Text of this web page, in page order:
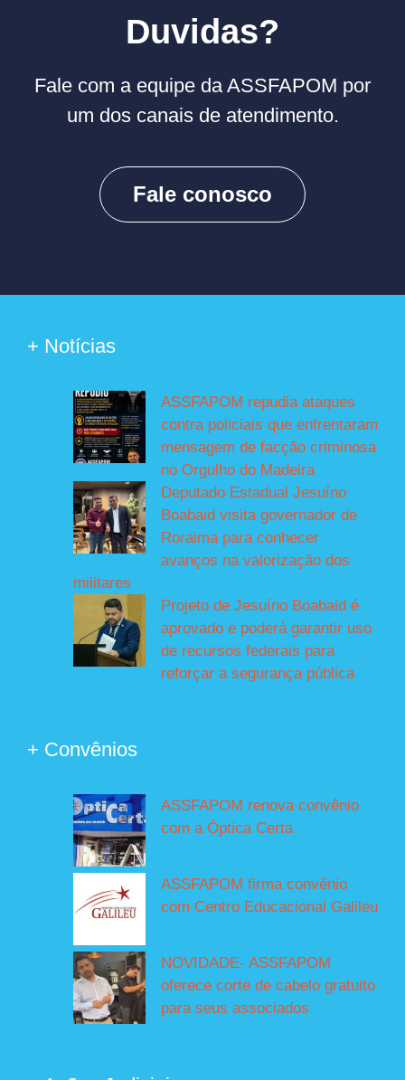
Duvidas?
Fale com a equipe da ASSFAPOM por
um dos canais de atendimento.
Fale conosco
+ Notícias
ASSFAPOM repudia ataques
contra policiais que enfrentaram
mensagem de facção criminosa
no Orgulho do Madeira
Deputado Estadual Jesuíno
Boabaid visita governador de
Roraima para conhecer
avanços na valorização dos
militares
Projeto de Jesuíno Boabaid é
aprovado e poderá garantir uso
de recursos federais para
reforçar a segurança pública
+ Convênios
ASSFAPOM renova convênio
com a Óptica Certa
ASSFAPOM firma convênio
com Centro Educacional Galileu
NOVIDADE- ASSFAPOM
oferece corte de cabelo gratuito
para seus associados